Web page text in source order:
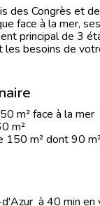
des Congrès et
face à la mer,
principal de 3
besoins de
m² face à la mer
m²
150 m² dont 90
à 40 min en